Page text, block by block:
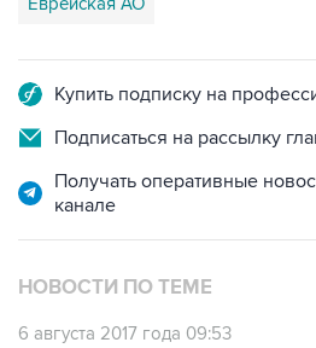
Купить подписку на
Подписаться на рассылку
Получать оперативные
канале
НОВОСТИ ПО ТЕМЕ
6 августа 2017 года 09:53